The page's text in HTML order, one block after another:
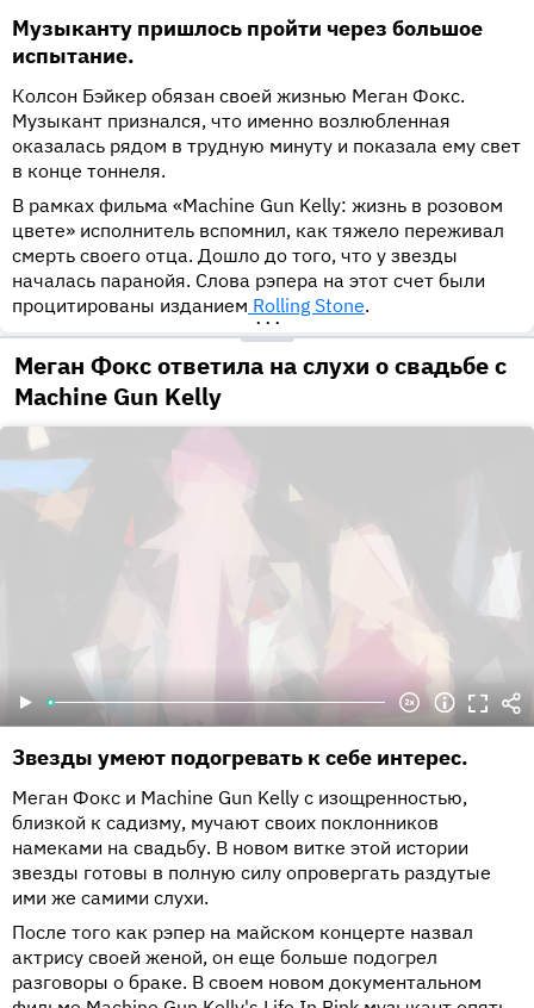
Музыканту пришлось пройти через большое
испытание.
Колсон Бэйкер обязан своей жизнью Меган Фокс.
Музыкант признался, что именно возлюбленная
оказалась рядом в трудную минуту и показала ему свет
в конце тоннеля.
В рамках фильма «Machine Gun Kelly: жизнь в розовом
цвете» исполнитель вспомнил, как тяжело переживал
смерть своего отца. Дошло до того, что у звезды
началась паранойя. Слова рэпера на этот счет были
процитированы изданием Rolling Stone.
•••
Меган Фокс ответила на слухи о свадьбе с
Machine Gun Kelly
Звезды умеют подогревать к себе интерес.
Меган Фокс и Machine Gun Kelly с изощренностью,
близкой к садизму, мучают своих поклонников
намеками на свадьбу. В новом витке этой истории
звезды готовы в полную силу опровергать раздутые
ими же самими слухи.
После того как рэпер на майском концерте назвал
актрису своей женой, он еще больше подогрел
разговоры о браке. В своем новом документальном